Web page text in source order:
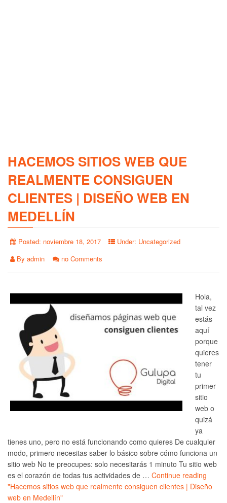
HACEMOS SITIOS WEB QUE
REALMENTE CONSIGUEN
CLIENTES | DISEÑO WEB EN
MEDELLÍN
Posted: noviembre 18, 2017 Under: Uncategorized
By admin no Comments
Hola,
tal vez
estás
aquí
porque
quieres
tener
tu
primer
sitio
web o
quizá
ya
tienes uno, pero no está funcionando como quieres De cualquier
modo, primero necesitas saber lo básico sobre cómo funciona un
sitio web No te preocupes: solo necesitarás 1 minuto Tu sitio web
es el corazón de todas tus actividades de … Continue reading
"Hacemos sitios web que realmente consiguen clientes | Diseño
web en Medellín"